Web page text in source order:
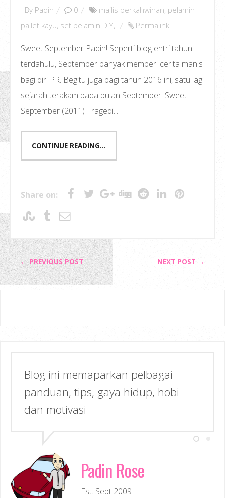
By Padin 0 majlis perkahwinan, pelamin
pallet kayu, set pelamin DIY, Permalink
Sweet September Padin! Seperti blog entri tahun
terdahulu, September banyak memberi cerita manis
bagi diri PR. Begitu juga bagi tahun 2016 ini, satu lagi
sejarah terakam pada bulan September. Sweet
September (2011) Tragedi...
CONTINUE READING...
Share on:
← PREVIOUS POST NEXT POST →
Semoga dapat memberi Manfaat &
Inspirasi kepada anda!
Padin Rose
Est. Sept 2009